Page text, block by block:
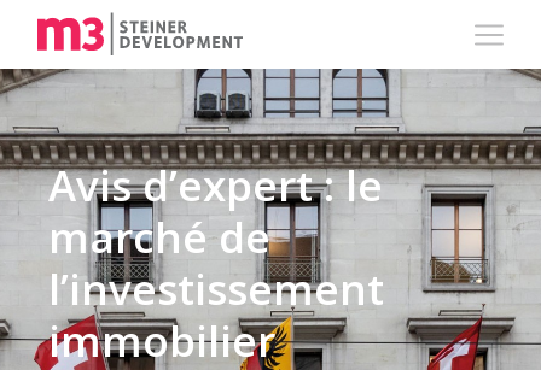
Avis d’expert : le
marché de
l’investissement
immobilier